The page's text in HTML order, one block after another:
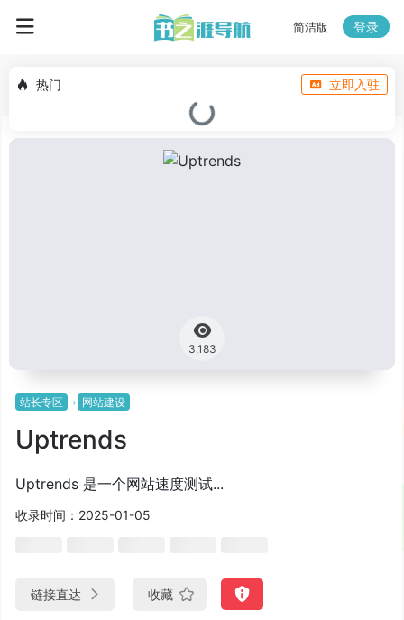
简洁版 登录
热门 立即入驻
3,183
站长专区 网站建设
Uptrends
Uptrends 是一个网站速度测试...
收录时间：2025-01-05
链接直达 收藏